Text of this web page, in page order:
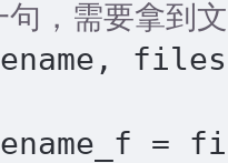
，需要拿到
filesize
=